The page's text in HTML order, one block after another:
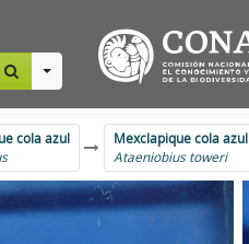
Toggle Dropdown
cola azul
Mexclapique cola azul
Ataeniobius toweri